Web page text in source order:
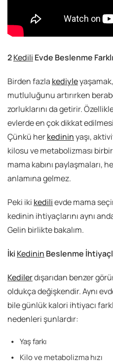
2Kedili Evde Beslenme
Birden fazla kediyle
mutluluğunu artırırken
zorluklarını da getirir.
evlerde en çok dikkat
Çünkü herkedininyaşı,
kilosu ve metabolizması
mama kabını paylaşmaları,
anlamına gelmez.
Peki iki kedilievde mama
kedinin ihtiyaçlarını aynı
Gelin birlikte bakalım.
İki Kedinin Beslenme
Kedilerdışarıdan benzer
oldukça değişkendir. Aynı
bile günlük kalori ihtiyacı
nedenleri şunlardır:
Yaş farkı
Kilo ve metabolizma hızı